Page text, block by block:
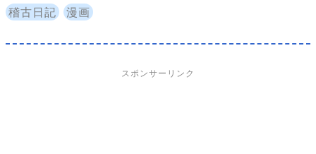
稽古日記 漫画
スポンサーリンク